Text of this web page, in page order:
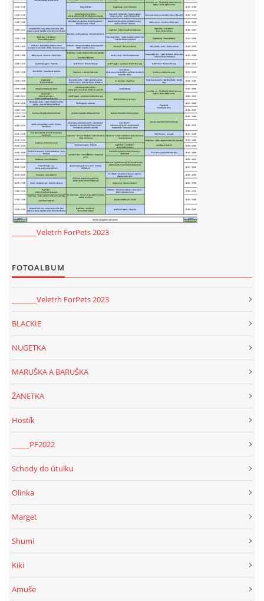
_______Veletrh ForPets 2023
FOTOALBUM
_______Veletrh ForPets 2023
BLACKIE
NUGETKA
MARUŠKA A BARUŠKA
ŽANETKA
Hostík
_____PF2022
Schody do útulku
Olinka
Marget
Shumi
Kiki
Amuše